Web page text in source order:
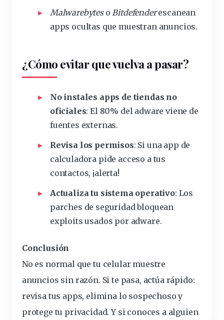
Malwarebyteso Bitdefenderescanean
apps ocultas que muestran anuncios.
¿Cómo evitar que vuelva a pasar?
No instales apps de tiendas no
oficiales: El 80% del adware viene de
fuentes externas.
Revisa los permisos: Si una app de
calculadora pide acceso a tus
contactos, ¡alerta!
Actualiza tu sistema operativo: Los
parches de seguridad bloquean
exploits usados por adware.
Conclusión
No es normal que tu celular muestre
anuncios sin razón. Si te pasa, actúa rápido:
revisa tus apps, elimina lo sospechoso y
protege tu privacidad. Y si conoces a alguien